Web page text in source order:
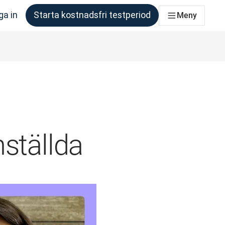
det
in Starta kostnadsfri testperiod Meny